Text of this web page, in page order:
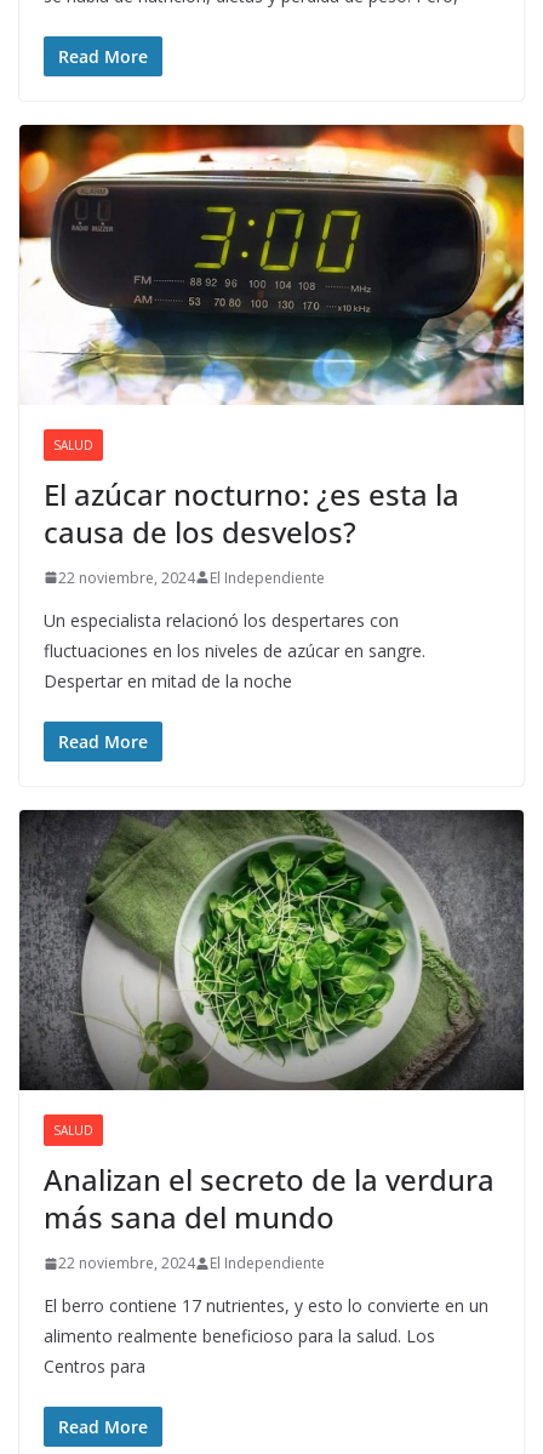
Read More
SALUD
El azúcar nocturno: ¿es esta la
causa de los desvelos?
22 noviembre, 2024 El Independiente
Un especialista relacionó los despertares con
fluctuaciones en los niveles de azúcar en sangre.
Despertar en mitad de la noche
Read More
SALUD
Analizan el secreto de la verdura
más sana del mundo
22 noviembre, 2024 El Independiente
El berro contiene 17 nutrientes, y esto lo convierte en un
alimento realmente beneficioso para la salud. Los
Centros para
Read More